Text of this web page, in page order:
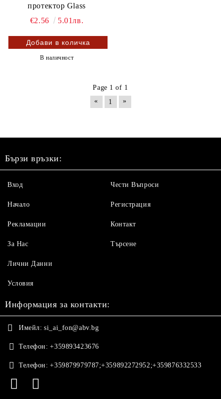
протектор Glass
€2.56
5.01лв.
В наличност
Page 1 of 1
«
1 »
Бързи връзки:
Вход
Начало
Рекламации
За Нас
Чести Въпроси
Регистрация
Контакт
Търсене
Лични Данни
Условия
Информация за контакти:
Имейл: si_ai_fon@abv.bg
Телефон: +359893423676
Телефон: +359879979787;+359892272952;+359876332533